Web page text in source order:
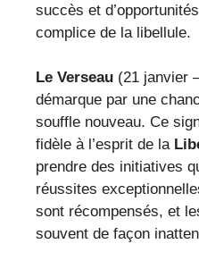
succès et
complice de la libellule.
Le Verseau (21 janvier
démarque par une
souffle nouveau. Ce
fidèle à l’esprit de la
prendre des initiatives
réussites
sont récompensés, et
souvent de façon